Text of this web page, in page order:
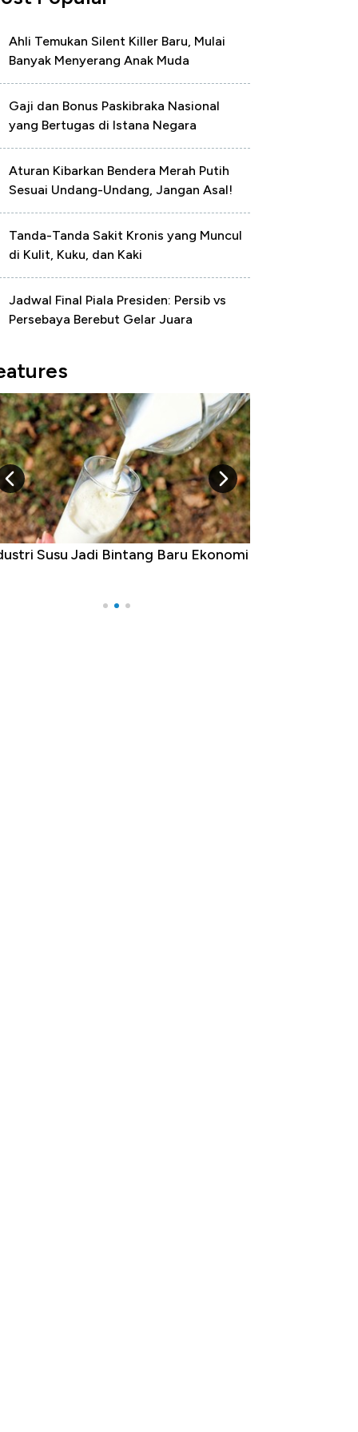
Ahli Temukan Silent Killer Baru, Mulai
Banyak Menyerang Anak Muda
Gaji dan Bonus Paskibraka Nasional
yang Bertugas di Istana Negara
Aturan Kibarkan Bendera Merah Putih
Sesuai Undang-Undang, Jangan Asal!
Tanda-Tanda Sakit Kronis yang Muncul
di Kulit, Kuku, dan Kaki
Jadwal Final Piala Presiden: Persib vs
Persebaya Berebut Gelar Juara
Ekonomi Indonesia: Maaf, Gak
Jawa!